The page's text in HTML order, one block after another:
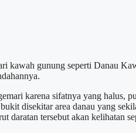
kawah gunung seperti Danau
karena sifatnya yang halus,
disekitar area danau yang
daratan tersebut akan kelihatan